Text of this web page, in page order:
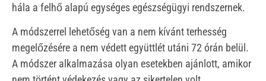
hála a felhő alapú egységes egészségügyi rendszernek.
A módszerrel lehetőség van a nem kívánt terhesség
megelőzésére a nem védett együttlét utáni 72 órán belül.
A módszer alkalmazása olyan esetekben ajánlott, amikor